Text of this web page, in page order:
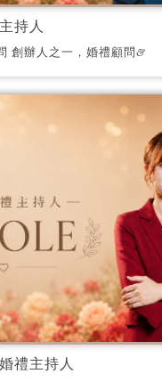
持人
創辦人之一，婚禮顧問&
舞台劇、戲劇、配音資
好評。
禮主持人